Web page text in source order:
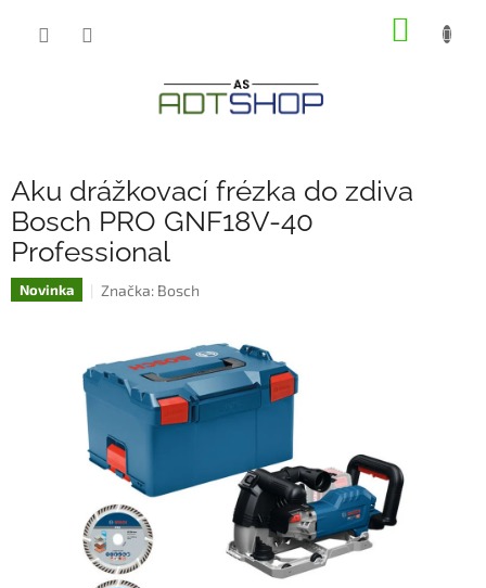
Aku drážkovací frézka do zdiva
Bosch PRO GNF18V-40
Professional
Novinka Značka: Bosch